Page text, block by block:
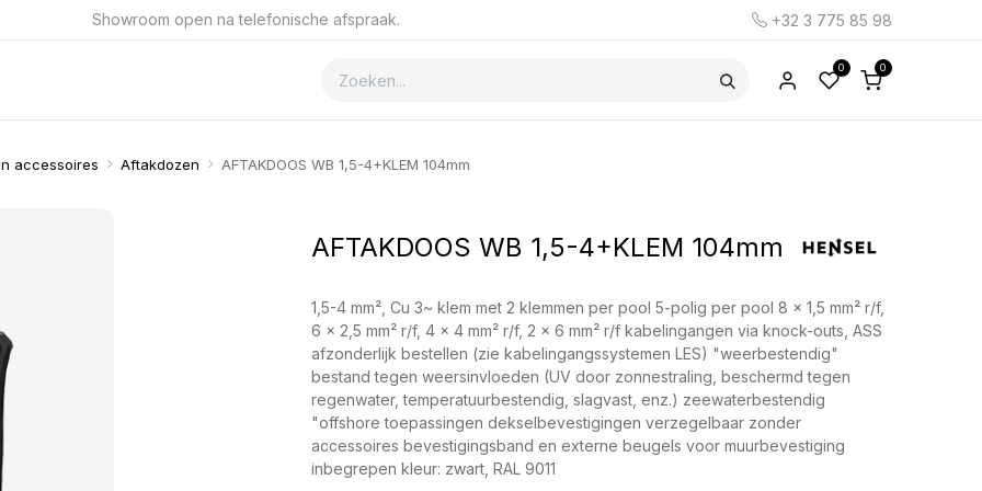
Showroom open na telefonische afspraak. +32 3 775 85 98
0 0
accessoires Aftakdozen AFTAKDOOS WB 1,5-4+KLEM 104mm
AFTAKDOOS WB 1,5-4+KLEM 104mm
1,5-4 mm², Cu 3~ klem met 2 klemmen per pool 5-polig per pool 8 x 1,5 mm² r/f,
6 x 2,5 mm² r/f, 4 x 4 mm² r/f, 2 x 6 mm² r/f kabelingangen via knock-outs, ASS
afzonderlijk bestellen (zie kabelingangssystemen LES) "weerbestendig"
bestand tegen weersinvloeden (UV door zonnestraling, beschermd tegen
regenwater, temperatuurbestendig, slagvast, enz.) zeewaterbestendig
"offshore toepassingen dekselbevestigingen verzegelbaar zonder
accessoires bevestigingsband en externe beugels voor muurbevestiging
inbegrepen kleur: zwart, RAL 9011